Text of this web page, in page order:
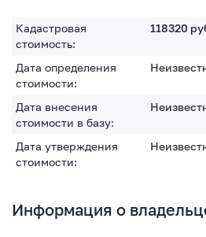
Кадастровая
стоимость:
118320
Дата определения
стоимости:
Дата внесения
стоимости в базу:
Дата утверждения
стоимости:
Информация о